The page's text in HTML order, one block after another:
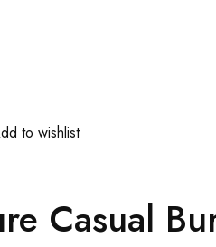
to wishlist
Casual